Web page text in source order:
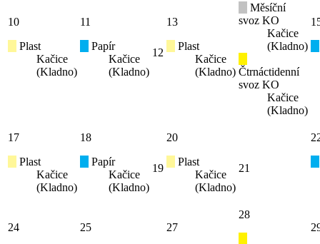
10
Plast
Kačice
(Kladno)
11
Papír
Kačice
(Kladno)
12
13
Plast
Kačice
(Kladno)
Měsíční
svoz KO
Kačice
(Kladno)
Čtrnáctidenní
svoz KO
Kačice
(Kladno)
17
Plast
Kačice
(Kladno)
18
Papír
Kačice
(Kladno)
19
20
Plast
Kačice
(Kladno)
21
24
25
27
28